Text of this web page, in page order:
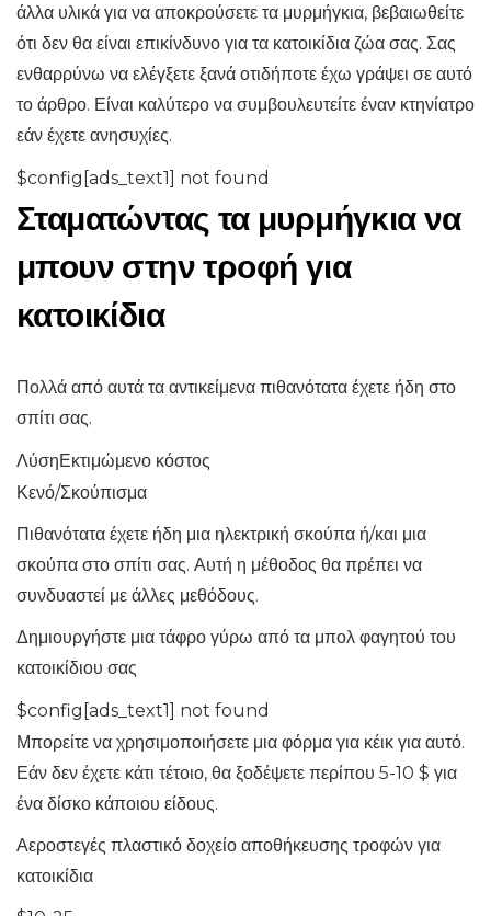
άλλα υλικά για να αποκρούσετε τα μυρμήγκια, βεβαιωθείτε
ότι δεν θα είναι επικίνδυνο για τα κατοικίδια ζώα σας. Σας
ενθαρρύνω να ελέγξετε ξανά οτιδήποτε έχω γράψει σε αυτό
το άρθρο. Είναι καλύτερο να συμβουλευτείτε έναν κτηνίατρο
εάν έχετε ανησυχίες.
$config[ads_text1] not found
Σταματώντας τα μυρμήγκια να
μπουν στην τροφή για
κατοικίδια
Πολλά από αυτά τα αντικείμενα πιθανότατα έχετε ήδη στο
σπίτι σας.
ΛύσηΕκτιμώμενο κόστος
Κενό/Σκούπισμα
Πιθανότατα έχετε ήδη μια ηλεκτρική σκούπα ή/και μια
σκούπα στο σπίτι σας. Αυτή η μέθοδος θα πρέπει να
συνδυαστεί με άλλες μεθόδους.
Δημιουργήστε μια τάφρο γύρω από τα μπολ φαγητού του
κατοικίδιου σας
$config[ads_text1] not found
Μπορείτε να χρησιμοποιήσετε μια φόρμα για κέικ για αυτό.
Εάν δεν έχετε κάτι τέτοιο, θα ξοδέψετε περίπου 5-10 $ για
ένα δίσκο κάποιου είδους.
Αεροστεγές πλαστικό δοχείο αποθήκευσης τροφών για
κατοικίδια